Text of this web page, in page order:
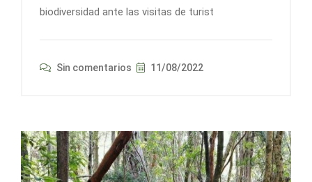
biodiversidad ante las visitas de turist
Sin comentarios 11/08/2022